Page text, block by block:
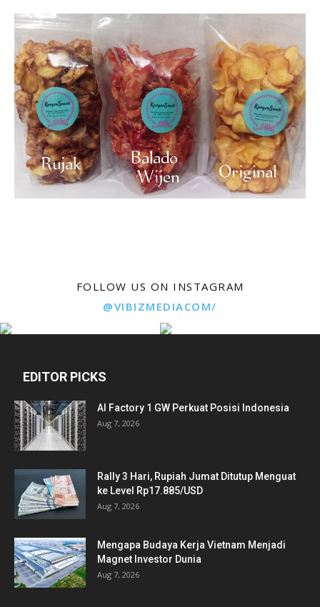
FOLLOW US ON INSTAGRAM
@VIBIZMEDIACOM/
EDITOR PICKS
AI Factory 1 GW Perkuat Posisi Indonesia
Aug 7, 2026
Rally 3 Hari, Rupiah Jumat Ditutup Menguat
ke Level Rp17.885/USD
Aug 7, 2026
Mengapa Budaya Kerja Vietnam Menjadi
Magnet Investor Dunia
Aug 7, 2026